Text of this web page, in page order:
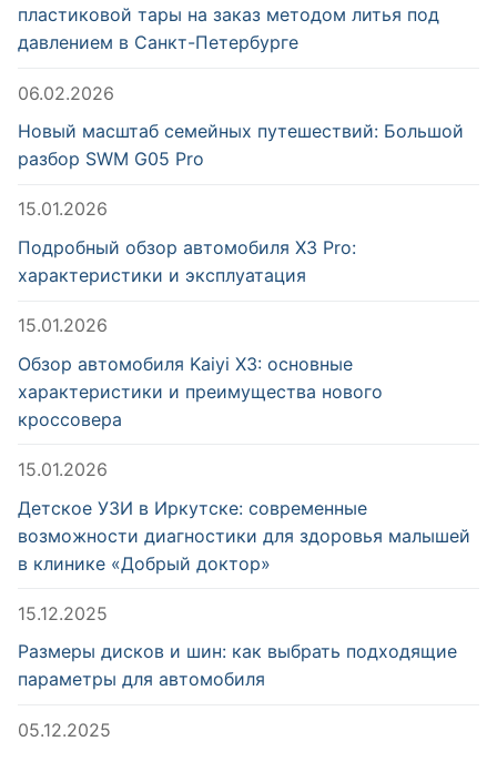
пластиковой тары на заказ методом литья под
давлением в Санкт-Петербурге
06.02.2026
Новый масштаб семейных путешествий: Большой
разбор SWM G05 Pro
15.01.2026
Подробный обзор автомобиля X3 Pro:
характеристики и эксплуатация
15.01.2026
Обзор автомобиля Kaiyi X3: основные
характеристики и преимущества нового
кроссовера
15.01.2026
Детское УЗИ в Иркутске: современные
возможности диагностики для здоровья малышей
в клинике «Добрый доктор»
15.12.2025
Размеры дисков и шин: как выбрать подходящие
параметры для автомобиля
05.12.2025